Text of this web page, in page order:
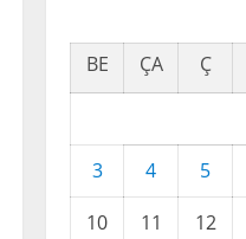
BE ÇA Ç
3
4 5
10
11 12